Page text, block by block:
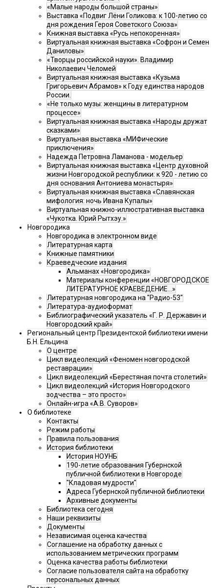
«Малые народы большой страны»
Выставка «Подвиг Лёни Голикова: к 100-летию со
дня рождения Героя Советского Союза»
Книжная выставка «Русь непокоренная»
Виртуальная книжная выставка «Софрон и Семен
Даниловы»
«Творцы российской науки». Владимир
Николаевич Челомей
Виртуальная книжная выставка «Кузьма
Григорьевич Абрамов» к Году единства народов
России.
«Не только музы: женщины в литературном
процессе»
Виртуальная книжная выставка «Народы дружат
сказками»
Виртуальная выставка «МИФические
приключения»
Надежда Петровна Ламанова - модельер
Виртуальная книжная выставка «Центр духовной
жизни Новгородской республики: к 920 - летию со
дня основания Антониева монастыря»
Виртуальная книжная выставка «Славянская
мифология: ночь Ивана Купалы»
Виртуальная книжно-иллюстративная выставка
«Чукотка. Юрий Рытхэу.»
Новгородика
Новгородика в электронном виде
Литературная карта
Книжные памятники
Краеведческие издания
Альманах «Новгородика»
Материалы конференции «НОВГОРОДСКОЕ
ЛИТЕРАТУРНОЕ КРАЕВЕДЕНИЕ...»
Литературная новгородика на "Радио-53"
Литература-аудиоформат
Библиографический указатель «Г. Р. Державин и
Новгородский край»
Региональный центр Президентской библиотеки имени
Б.Н. Ельцина
О центре
Цикл видеолекций «Феномен новгородской
реставрации»
Цикл видеолекций «Берестяная почта столетий»
Цикл видеолекций «История Новгородского
зодчества – это просто»
Онлайн-игра «А.В. Суворов»
О библиотеке
Контакты
Режим работы
Правила пользования
История библиотеки
История НОУНБ
190-летие образования Губернской
публичной библиотеки в Новгороде
"Кладовая мудрости"
Адреса Губернской публичной библиотеки
Архивные документы
Библиотека сегодня
Наши реквизиты
Документы
Независимая оценка качества
Соглашение на обработку данных с
использованием метрических программ
Оценка качества работы библиотеки
Согласие пользователя сайта на обработку
персональных данных